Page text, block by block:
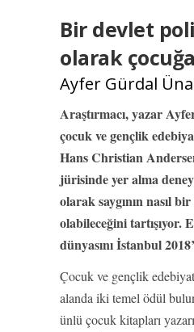
Bir devlet
olarak
Ayfer Gürdal
Araştırmacı, yazar
çocuk ve gençlik
Hans Christian
jürisinde yer alma
olarak saygının nasıl
olabileceğini tartışıyor.
dünyasını İstanbul
Çocuk ve gençlik
alanda iki temel ödül
ünlü çocuk kitapları